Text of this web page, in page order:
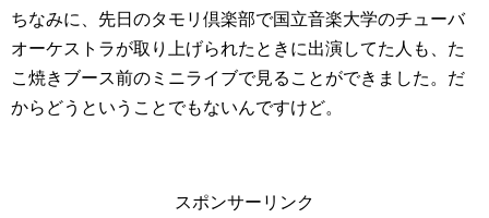
ちなみに、先日のタモリ倶楽部で国立音楽大学のチューバ
オーケストラが取り上げられたときに出演してた人も、た
こ焼きブース前のミニライブで見ることができました。だ
からどうということでもないんですけど。
スポンサーリンク